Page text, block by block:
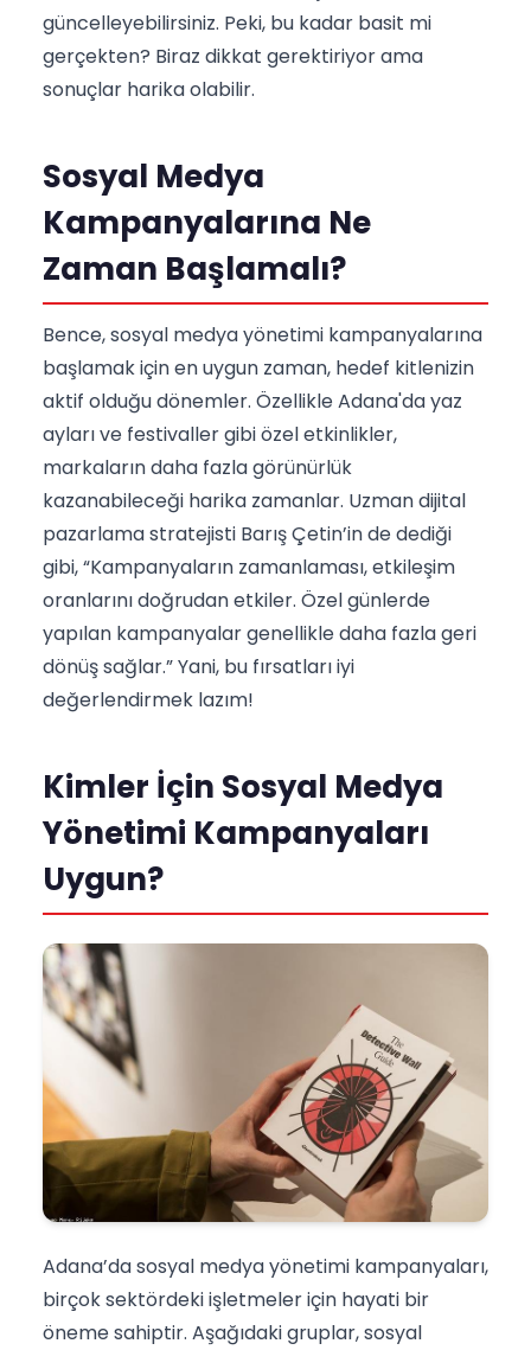
güncelleyebilirsiniz. Peki, bu kadar basit mi
gerçekten? Biraz dikkat gerektiriyor ama
sonuçlar harika olabilir.
Sosyal Medya
Kampanyalarına Ne
Zaman Başlamalı?
Bence, sosyal medya yönetimi kampanyalarına
başlamak için en uygun zaman, hedef kitlenizin
aktif olduğu dönemler. Özellikle Adana'da yaz
ayları ve festivaller gibi özel etkinlikler,
markaların daha fazla görünürlük
kazanabileceği harika zamanlar. Uzman dijital
pazarlama stratejisti Barış Çetin’in de dediği
gibi, “Kampanyaların zamanlaması, etkileşim
oranlarını doğrudan etkiler. Özel günlerde
yapılan kampanyalar genellikle daha fazla geri
dönüş sağlar.” Yani, bu fırsatları iyi
değerlendirmek lazım!
Kimler İçin Sosyal Medya
Yönetimi Kampanyaları
Uygun?
Adana’da sosyal medya yönetimi kampanyaları,
birçok sektördeki işletmeler için hayati bir
öneme sahiptir. Aşağıdaki gruplar, sosyal